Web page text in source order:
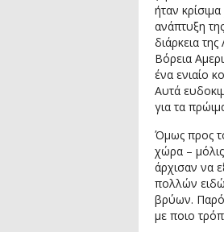
ήταν
ανάπτυξη
διάρκεια
Βόρεια
ένα ενιαίο
Αυτά
για τα
Όμως προς
χώρα –
άρχισαν να
πολλών
βρύων.
με ποιο